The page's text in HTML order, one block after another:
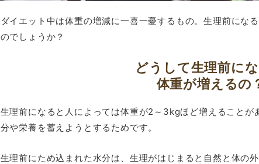
ダイエット中は体重の増減に一喜一憂するもの。生理前にな
のでしょうか？
どうして生理前に
体重が増えるの
生理前になると人によっては体重が2～3kgほど増えること
分や栄養を蓄えようとするためです。
生理前にため込まれた水分は、生理がはじまると自然と体の